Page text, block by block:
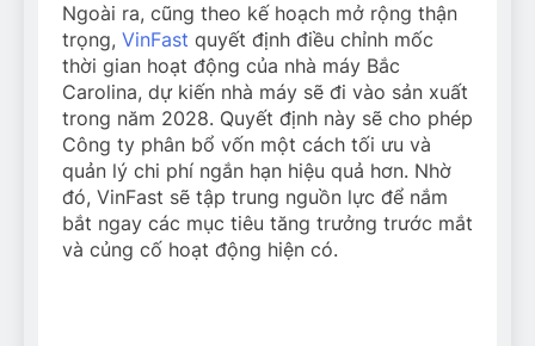
Ngoài ra, cũng theo kế hoạch mở rộng thận
trọng, VinFast quyết định điều chỉnh mốc
thời gian hoạt động của nhà máy Bắc
Carolina, dự kiến nhà máy sẽ đi vào sản xuất
trong năm 2028. Quyết định này sẽ cho phép
Công ty phân bổ vốn một cách tối ưu và
quản lý chi phí ngắn hạn hiệu quả hơn. Nhờ
đó, VinFast sẽ tập trung nguồn lực để nắm
bắt ngay các mục tiêu tăng trưởng trước mắt
và củng cố hoạt động hiện có.